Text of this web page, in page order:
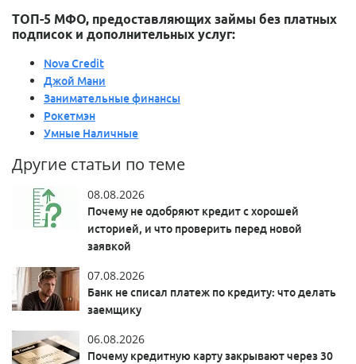
ТОП-5 МФО, предоставляющих займы без платных
подписок и дополнительных услуг:
Nova Credit
Джой Мани
Занимательные финансы
Рокетмэн
Умные Наличные
Другие статьи по теме
08.08.2026
Почему не одобряют кредит с хорошей
историей, и что проверить перед новой
заявкой
07.08.2026
Банк не списал платеж по кредиту: что делать
заемщику
06.08.2026
Почему кредитную карту закрывают через 30